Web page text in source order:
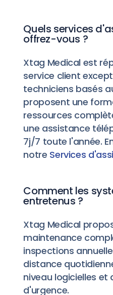
Quels services
offrez-vous ?
Xtag Medical est
service client
techniciens basés
proposent une
ressources
une assistance
7j/7 toute l'année.
notre Services
Comment les
entretenus ?
Xtag Medical
maintenance
inspections
distance
niveau logicielles et
d'urgence.